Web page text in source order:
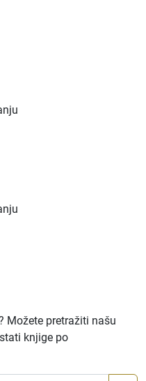
Možete pretražiti našu
knjige po